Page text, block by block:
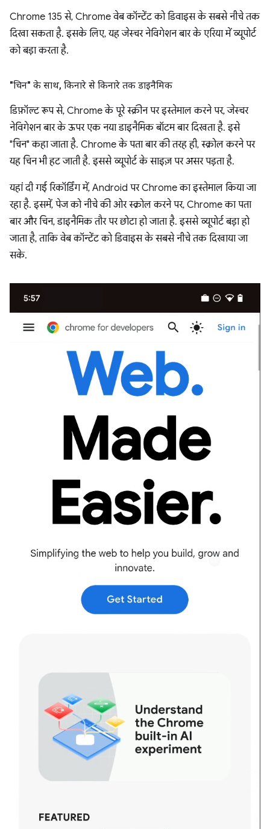
Chrome 135 से, Chrome वेब कॉन्टेंट को डिवाइस के सबसे नीचे तक
दिखा सकता है. इसके लिए, यह जेस्चर नेविगेशन बार के एरिया में व्यूपोर्ट
को बड़ा करता है.
"चिन" के साथ, किनारे से किनारे तक डाइनैमिक
डिफ़ॉल्ट रूप से, Chrome के पूरे स्क्रीन पर इस्तेमाल करने पर, जेस्चर
नेविगेशन बार के ऊपर एक नया डाइनैमिक बॉटम बार दिखता है. इसे
"चिन" कहा जाता है. Chrome के पता बार की तरह ही, स्क्रोल करने पर
यह चिन भी हट जाती है. इससे व्यूपोर्ट के साइज़ पर असर पड़ता है.
यहां दी गई रिकॉर्डिंग में, Android पर Chrome का इस्तेमाल किया जा
रहा है. इसमें, पेज को नीचे की ओर स्क्रोल करने पर, Chrome का पता
बार और चिन, डाइनैमिक तौर पर छोटा हो जाता है. इससे व्यूपोर्ट बड़ा हो
जाता है, ताकि वेब कॉन्टेंट को डिवाइस के सबसे नीचे तक दिखाया जा
सके.